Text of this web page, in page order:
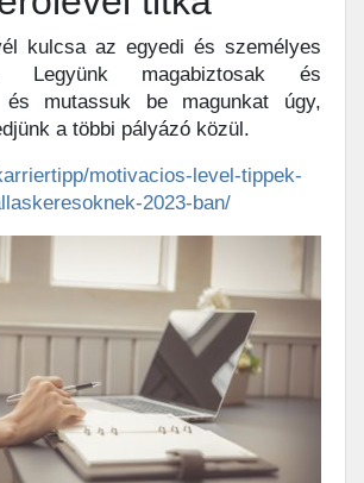
kulcsa az egyedi és személyes
Legyünk magabiztosak és
és mutassuk be magunkat úgy,
a többi pályázó közül.
motivacios-level-tippek-
2023-ban/